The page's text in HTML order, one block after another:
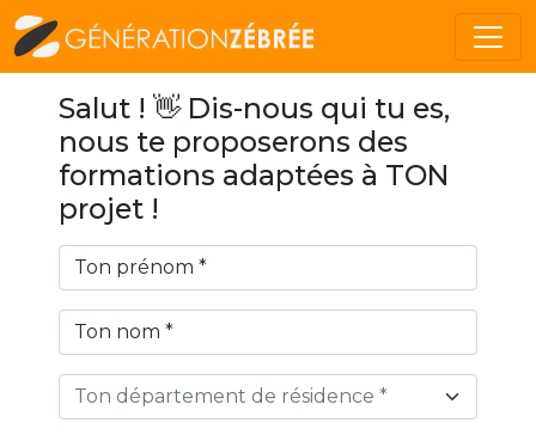
Salut ! 👋 Dis-nous qui tu es,
nous te proposerons des
formations adaptées à TON
projet !
Ton département de résidence *